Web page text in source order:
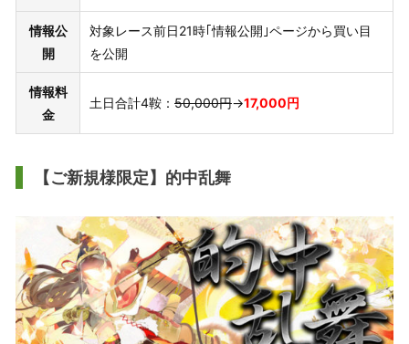
情報公
開
対象レース前日21時｢情報公開｣ページから買い目
を公開
情報料
金
土日合計4鞍： 50,000円→17,000円
【ご新規様限定】的中乱舞